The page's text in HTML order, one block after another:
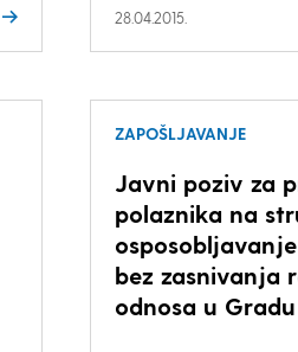
28.04.2015.
ZAPOŠLJAVANJE
Javni poziv za
polaznika na
bez zasnivanja
odnosa u